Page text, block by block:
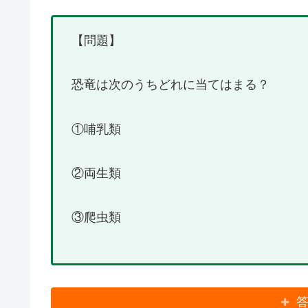
【問題】
恐竜は次のうちどれに当てはまる？
①哺乳類
②両生類
③爬虫類